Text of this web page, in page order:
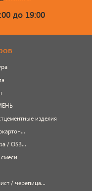
до 19:00
изделия
/ OSB...
/ черепица...